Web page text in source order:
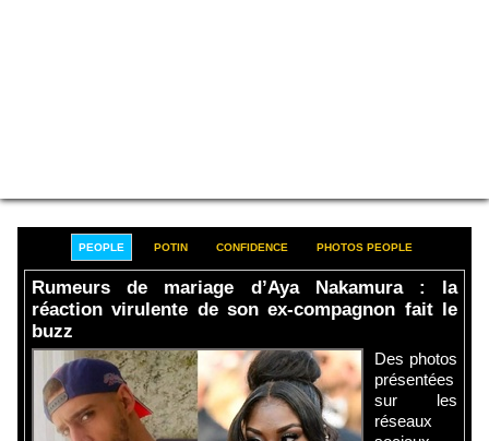
PEOPLE POTIN CONFIDENCE PHOTOS PEOPLE
Rumeurs de mariage d’Aya Nakamura : la
réaction virulente de son ex-compagnon fait le
buzz
Des photos
présentées
sur les
réseaux